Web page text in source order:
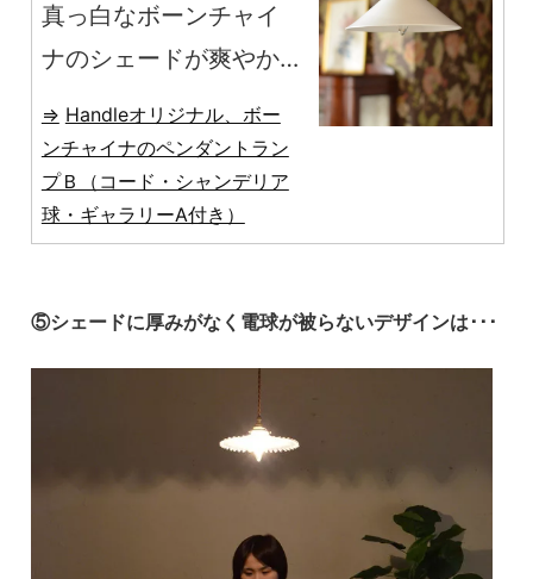
真っ白なボーンチャイ
ナのシェードが爽やか
なHandleオリジナルの
ペンダントランプ
Handleオリジナル、ボー
ンチャイナのペンダントラン
プＢ（コード・シャンデリア
球・ギャラリーA付き）
⑤シェードに厚みがなく電球が被らないデザインは･･･